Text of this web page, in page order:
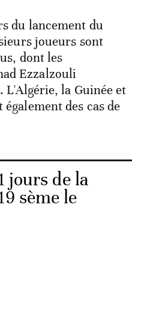
du lancement du
joueurs sont
dont les
Ezzalzouli
L'Algérie, la Guinée et
des cas de
jours de la
sème le